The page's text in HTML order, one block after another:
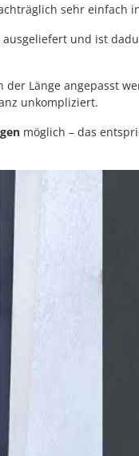
sehr einfach
ausgeliefert und ist
der Länge angepasst
unkompliziert.
möglich – das